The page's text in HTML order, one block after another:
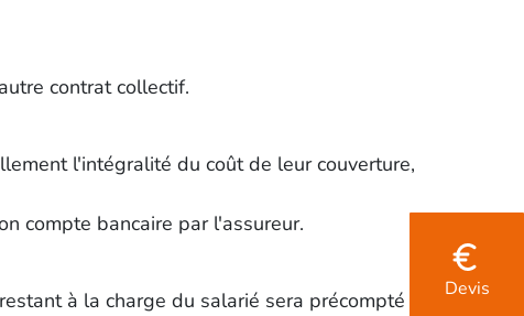
Devis
contrat collectif.
l'intégralité du coût de leur couverture,
compte bancaire par l'assureur.
à la charge du salarié sera précompté sur son